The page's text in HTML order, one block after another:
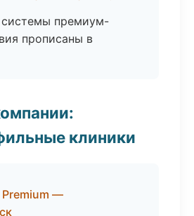
системы премиум-
прописаны в
клиники
Premium —